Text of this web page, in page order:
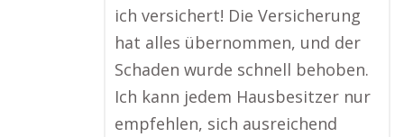
ich versichert! Die Versicherung
hat alles übernommen, und der
Schaden wurde schnell behoben.
Ich kann jedem Hausbesitzer nur
empfehlen, sich ausreichend